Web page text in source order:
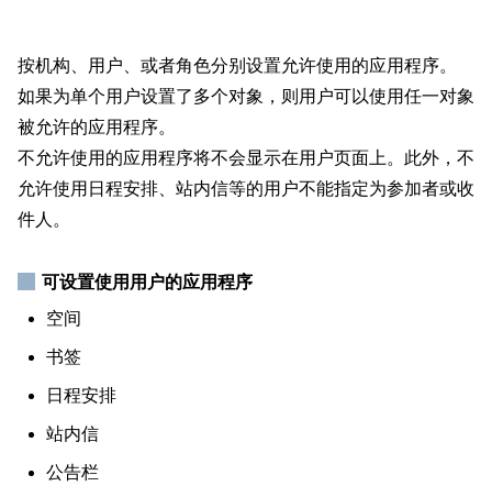
按机构、用户、或者角色分别设置允许使用的应用程序。
如果为单个用户设置了多个对象，则用户可以使用任一对象
被允许的应用程序。
不允许使用的应用程序将不会显示在用户页面上。此外，不
允许使用日程安排、站内信等的用户不能指定为参加者或收
件人。
可设置使用用户的应用程序
空间
书签
日程安排
站内信
公告栏